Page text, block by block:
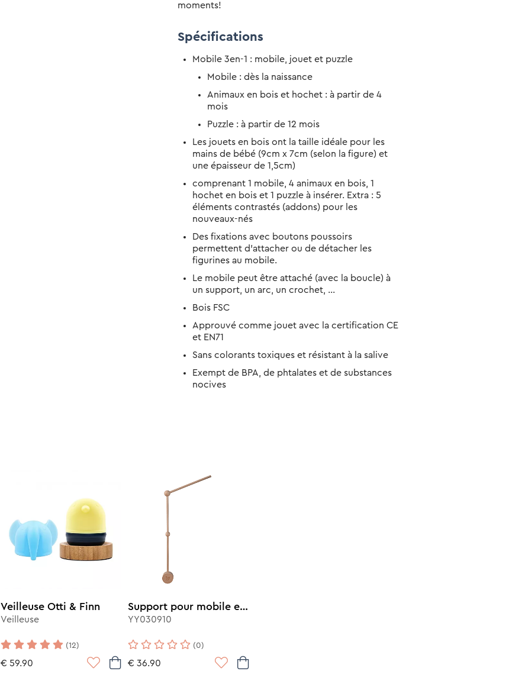
moments!
Spécifications
Mobile 3en-1 : mobile, jouet et puzzle
Mobile : dès la naissance
Animaux en bois et hochet : à partir de 4
mois
Puzzle : à partir de 12 mois
Les jouets en bois ont la taille idéale pour les
mains de bébé (9cm x 7cm (selon la figure) et
une épaisseur de 1,5cm)
comprenant 1 mobile, 4 animaux en bois, 1
hochet en bois et 1 puzzle à insérer. Extra : 5
éléments contrastés (addons) pour les
nouveaux-nés
Des fixations avec boutons poussoirs
permettent d'attacher ou de détacher les
figurines au mobile.
Le mobile peut être attaché (avec la boucle) à
un support, un arc, un crochet, ...
Bois FSC
Approuvé comme jouet avec la certification CE
et EN71
Sans colorants toxiques et résistant à la salive
Exempt de BPA, de phtalates et de substances
nocives
Veilleuse Otti & Finn
Veilleuse
(12)
€ 59.90
Support pour mobile en bois
YY030910
(0)
€ 36.90